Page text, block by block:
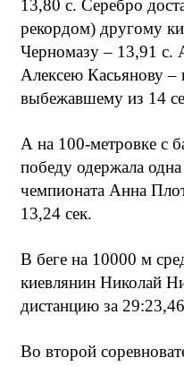
13,80 с. Серебро
рекордом) другому
Черномазу – 13,91 с.
Алексею Касьянову –
выбежавшему из 14
А на 100-метровке с
победу одержала
чемпионата Анна
13,24 сек.
В беге на 10000 м
киевлянин Николай
дистанцию за
Во второй